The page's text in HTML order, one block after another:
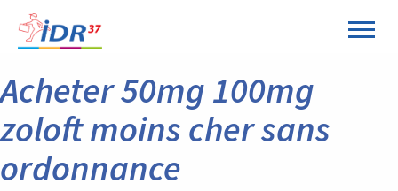
Acheter 50mg 100mg
zoloft moins cher sans
ordonnance